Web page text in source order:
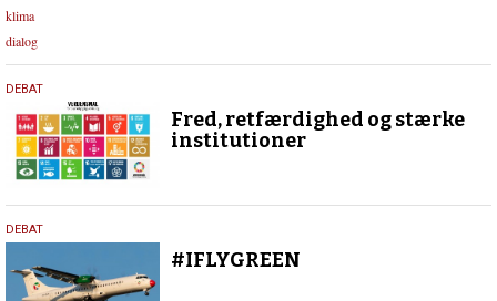
klima
dialog
15.
oktober
2019
DEBAT
Fred, retfærdighed og stærke
institutioner
16.
2019
DEBAT
#IFLYGREEN